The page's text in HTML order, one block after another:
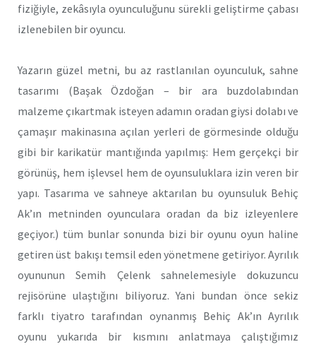
fiziğiyle, zekâsıyla oyunculuğunu sürekli geliştirme çabası
izlenebilen bir oyuncu.
Yazarın güzel metni, bu az rastlanılan oyunculuk, sahne
tasarımı (Başak Özdoğan – bir ara buzdolabından
malzeme çıkartmak isteyen adamın oradan giysi dolabı ve
çamaşır makinasına açılan yerleri de görmesinde olduğu
gibi bir karikatür mantığında yapılmış: Hem gerçekçi bir
görünüş, hem işlevsel hem de oyunsuluklara izin veren bir
yapı. Tasarıma ve sahneye aktarılan bu oyunsuluk Behiç
Ak’ın metninden oyunculara oradan da biz izleyenlere
geçiyor.) tüm bunlar sonunda bizi bir oyunu oyun haline
getiren üst bakışı temsil eden yönetmene getiriyor. Ayrılık
oyununun Semih Çelenk sahnelemesiyle dokuzuncu
rejisörüne ulaştığını biliyoruz. Yani bundan önce sekiz
farklı tiyatro tarafından oynanmış Behiç Ak’ın Ayrılık
oyunu yukarıda bir kısmını anlatmaya çalıştığımız